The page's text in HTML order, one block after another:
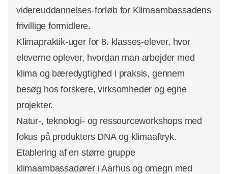
videreuddannelses-forløb for Klimaambassadens
frivillige formidlere.
Klimapraktik-uger for 8. klasses-elever, hvor
eleverne oplever, hvordan man arbejder med
klima og bæredygtighed i praksis, gennem
besøg hos forskere, virksomheder og egne
projekter.
Natur-, teknologi- og ressourceworkshops med
fokus på produkters DNA og klimaaftryk.
Etablering af en større gruppe
klimaambassadører i Aarhus og omegn med